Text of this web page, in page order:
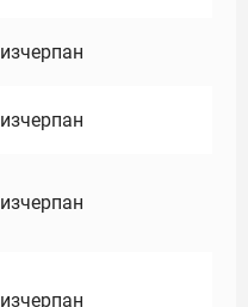
изчерпан
изчерпан
изчерпан
изчерпан